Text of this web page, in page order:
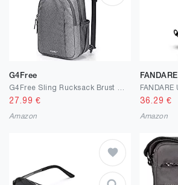
G4Free
27.99 €
Amazon
FANDARE
36.29 €
Amazon